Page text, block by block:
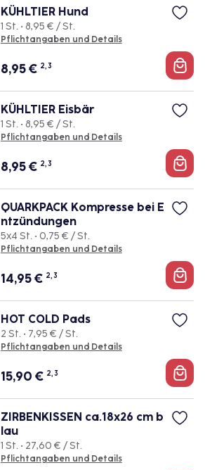
KÜHLTIER Hund
1 St. • 8,95 € / St.
Pflichtangaben und Details
8,95€ 2, 3
KÜHLTIER Eisbär
1 St. • 8,95 € / St.
Pflichtangaben und Details
8,95€ 2, 3
QUARKPACK Kompresse bei E
ntzündungen
5x4 St. • 0,75 € / St.
Pflichtangaben und Details
14,95€ 2, 3
HOT COLD Pads
2 St. • 7,95 € / St.
Pflichtangaben und Details
15,90 € 2, 3
ZIRBENKISSEN ca.18x26 cm b
lau
1 St. • 27,60 € / St.
Pflichtangaben und Details